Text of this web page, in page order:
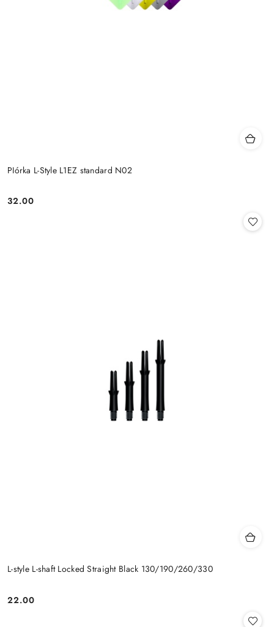
PIórka L-Style L1EZ standard N02
Cena:
32.00
L-style L-shaft Locked Straight Black 130/190/260/330
Cena:
22.00